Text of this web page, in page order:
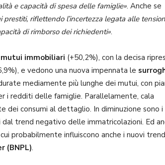
e capacità di spesa delle famiglie». Anche se
riflettendo l’incertezza legata alle
di rimborso dei richiedenti».
immobiliari (+50,2%), con la decisa
e vedono una nuova impennata le
mediamente più lunghe dei mutui, con
i redditi delle famiglie. Parallelamente, cala
dei consumi al dettaglio. In diminuzione sono i
trend negativo delle immatricolazioni. Ed
probabilmente influiscono anche i nuovi
(BNPL).